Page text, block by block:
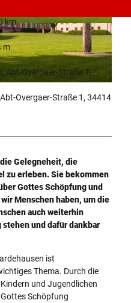
© Kulturland Kreis Höxter, c/o GfW im Kreis Hö
xter mbH
km
m
Overgaer-Straße 1,
Overgaer-Straße 1, 34414
Gelegneheit, die
zu erleben. Sie bekommen
Gottes Schöpfung und
Menschen haben, um die
auch weiterhin
und dafür dankbar
ist
Thema. Durch die
und Jugendlichen
Schöpfung